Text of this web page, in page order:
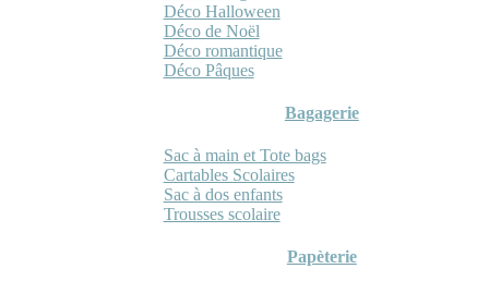
Déco Halloween
Déco de Noël
Déco romantique
Déco Pâques
Bagagerie
Sac à main et Tote bags
Cartables Scolaires
Sac à dos enfants
Trousses scolaire
Papèterie